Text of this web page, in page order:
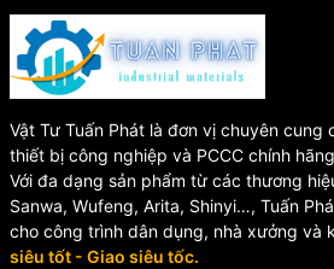
Gioăng cao su EPDM đàn hồi tốt giúp
chống rò rỉ hiệu quả trong thời gian dài
✅ Lắp Đặt Nhanh
Thiết kế thông minh giúp thi công dễ
chi phí lắp đặt.
✅ Chịu Áp Lực Và
Vật Tư Tuấn Phát là đơn vị chuyên
thiết bị công nghiệp và PCCC chính
Với đa dạng sản phẩm từ các thương
Sanwa, Wufeng, Arita, Shinyi…, Tuấn
cho công trình dân dụng, nhà xưởng và
siêu tốt - Giao siêu tốc.